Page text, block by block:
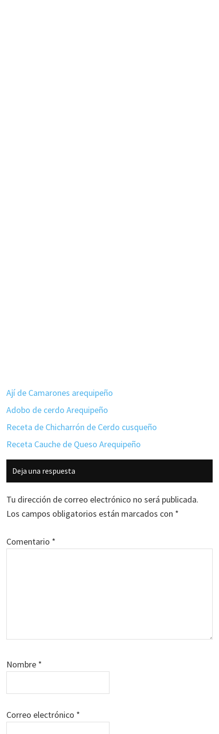
Ají de Camarones arequipeño
Adobo de cerdo Arequipeño
Receta de Chicharrón de Cerdo cusqueño
Receta Cauche de Queso Arequipeño
Interacciones
con
los
lectores
Deja una respuesta
Tu dirección de correo electrónico no será publicada.
Los campos obligatorios están marcados con *
Comentario *
Nombre *
Correo electrónico *